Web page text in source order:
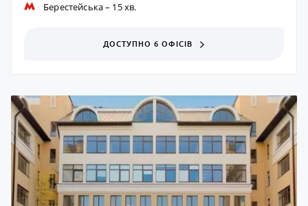
Берестейська– 15 хв.
ДОСТУПНО 6 ОФІСІВ